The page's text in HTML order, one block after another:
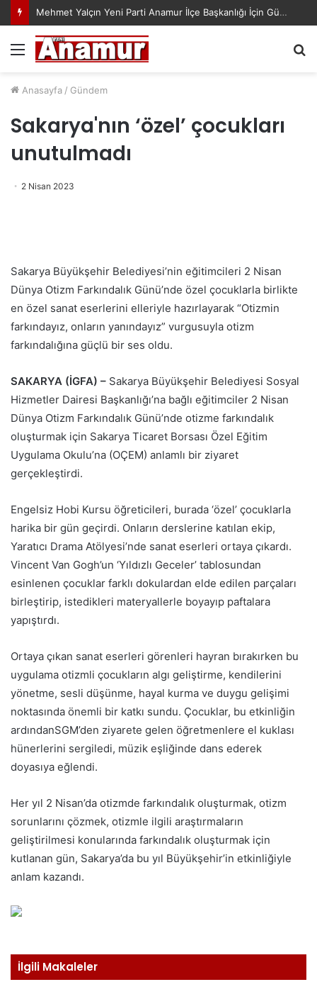
Mehmet Yalçın Yeni Parti Anamur İlçe Başkanlığı İçin Gündemde! “Başlıyoruz” Paylaşımı Dikkat Çekti
Menü
Anasayfa / Gündem
Sakarya'nın ‘özel’ çocukları
unutulmadı
2 Nisan 2023
Sakarya Büyükşehir Belediyesi’nin eğitimcileri 2 Nisan
Dünya Otizm Farkındalık Günü’nde özel çocuklarla birlikte
en özel sanat eserlerini elleriyle hazırlayarak “Otizmin
farkındayız, onların yanındayız” vurgusuyla otizm
farkındalığına güçlü bir ses oldu.
SAKARYA (İGFA) – Sakarya Büyükşehir Belediyesi Sosyal
Hizmetler Dairesi Başkanlığı’na bağlı eğitimciler 2 Nisan
Dünya Otizm Farkındalık Günü’nde otizme farkındalık
oluşturmak için Sakarya Ticaret Borsası Özel Eğitim
Uygulama Okulu’na (OÇEM) anlamlı bir ziyaret
gerçekleştirdi.
Engelsiz Hobi Kursu öğreticileri, burada ‘özel’ çocuklarla
harika bir gün geçirdi. Onların derslerine katılan ekip,
Yaratıcı Drama Atölyesi’nde sanat eserleri ortaya çıkardı.
Vincent Van Gogh’un ‘Yıldızlı Geceler’ tablosundan
esinlenen çocuklar farklı dokulardan elde edilen parçaları
birleştirip, istedikleri materyallerle boyayıp paftalara
yapıştırdı.
Ortaya çıkan sanat eserleri görenleri hayran bırakırken bu
uygulama otizmli çocukların algı geliştirme, kendilerini
yönetme, sesli düşünme, hayal kurma ve duygu gelişimi
noktasında önemli bir katkı sundu. Çocuklar, bu etkinliğin
ardındanSGM’den ziyarete gelen öğretmenlere el kuklası
hünerlerini sergiledi, müzik eşliğinde dans ederek
doyasıya eğlendi.
Her yıl 2 Nisan’da otizmde farkındalık oluşturmak, otizm
sorunlarını çözmek, otizmle ilgili araştırmaların
geliştirilmesi konularında farkındalık oluşturmak için
kutlanan gün, Sakarya’da bu yıl Büyükşehir’in etkinliğiyle
anlam kazandı.
İlgili Makaleler